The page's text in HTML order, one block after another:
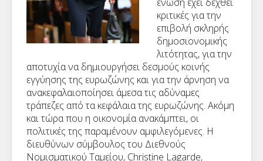
κριτικές γιατην
επιβολή σκληρής
δημοσιονομικής
λιτότητας,για την
αποτυχίανα δημιουργήσει δεσμούς κοινής
εγγύησης της ευρωζώνης καιγια την άρνηση να
ανακεφαλαιοποίησει άμεσατις αδύναμες
τράπεζες από τα κεφάλαιατης ευρωζώνης. Ακόμη
καιτώρα που η οικονομία ανακάμπτει, οι
πολιτικέςτης παραμένουν αμφιλεγόμενες. Η
διευθύνων σύμβουλος του Διεθνούς
Νομισματικού Ταμείου, Christine Lagarde,